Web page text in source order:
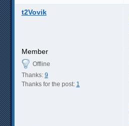
t2Vovik
Member
Offline
Thanks: 9
Thanks for the post: 1